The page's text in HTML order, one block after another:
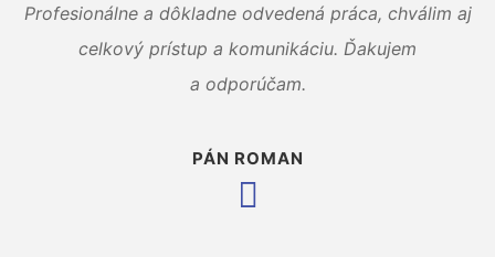
Profesionálne a dôkladne odvedená práca, chválim aj
celkový prístup a komunikáciu. Ďakujem
a odporúčam.
PÁN ROMAN